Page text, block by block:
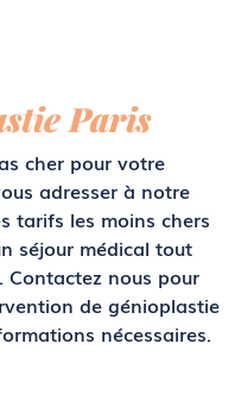
Paris
cher pour votre
adresser à notre
tarifs les moins chers
séjour médical tout
nous pour
de génioplastie
nécessaires.